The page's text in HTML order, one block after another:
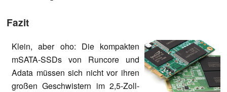
Fazit
Klein, aber oho: Die kompakten
mSATA-SSDs von Runcore und
Adata müssen sich nicht vor ihren
großen Geschwistern im 2,5-Zoll-